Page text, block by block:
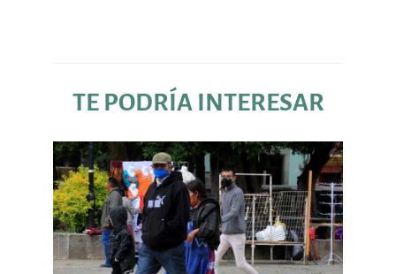
TE PODRÍA INTERESAR